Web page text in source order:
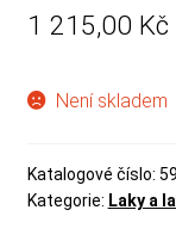
1 215,00 Kč
Není skladem
Katalogové číslo:
Kategorie: Laky a